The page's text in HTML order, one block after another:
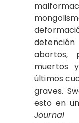
abortos,
muertos
últimos
graves.
esto en